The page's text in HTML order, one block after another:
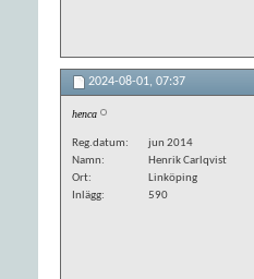
2024-08-01, 07:37
henca
Reg.datum
jun 2014
Namn
Henrik Carlqvist
Ort
Linköping
Inlägg
590